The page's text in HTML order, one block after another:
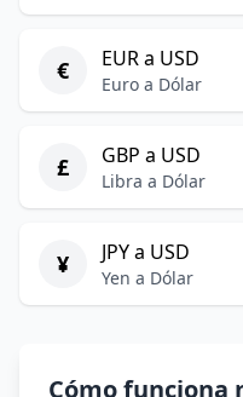
€ EUR a USD
Euro a Dólar
£ GBP a USD
Libra a Dólar
¥ JPY a USD
Yen a Dólar
Cómo funciona